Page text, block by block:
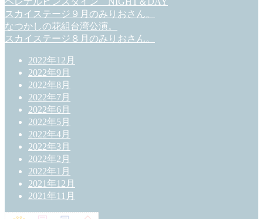
スカイステージ９月のみりおさん。
なつかしの花組台湾公演。
スカイステージ８月のみりおさん。
2022年12月
2022年9月
2022年8月
2022年7月
2022年6月
2022年5月
2022年4月
2022年3月
2022年2月
2022年1月
2021年12月
2021年11月